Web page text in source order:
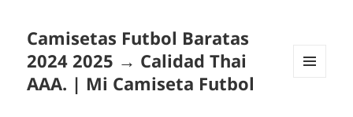
Camisetas Futbol Baratas
2024 2025 → Calidad Thai
AAA. | Mi Camiseta Futbol